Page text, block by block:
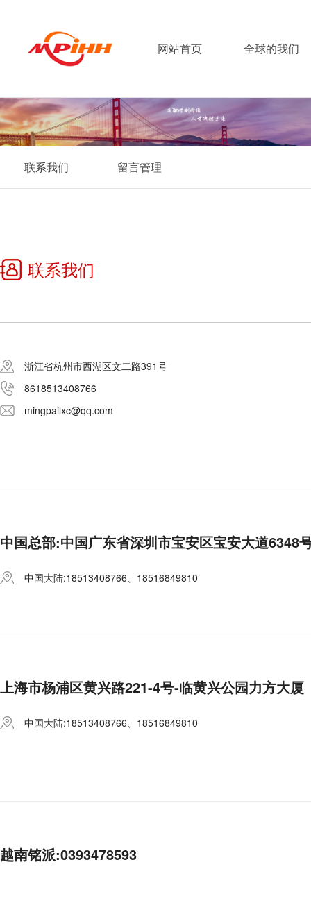
网站首页 全球的我们
联系我们 留言管理
联系我们
浙江省杭州市西湖区文二路391号
8618513408766
mingpailxc@qq.com
中国总部:中国广东省深圳市宝安区宝安大道6348
中国大陆:18513408766、18516849810
上海市杨浦区黄兴路221-4号-临黄兴公园力方大厦
中国大陆:18513408766、18516849810
越南铭派:0393478593